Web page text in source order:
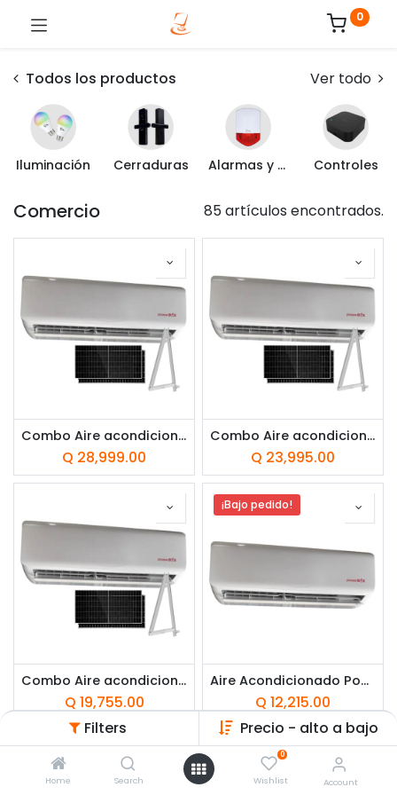
Filters Precio - alto a bajo
Home Search
0
Wishlist Account
0
Todos los productos Ver todo
Iluminación Cerraduras Alarmas y Sensores Controles
Comercio 85 artículos encontrados.
Combo Aire acondicionado PowerBox de 24,000BTU + Panel solar HiTek 600W + Brackets HiTek para techo inclinado
Q 28,999.00
Combo Aire acondicionado PowerBox de 18,000BTU + Panel solar HiTek 600W + Brackets HiTek para techo inclinado
Q 23,995.00
Combo Aire acondicionado PowerBox de 12,000BTU + Panel solar HiTek 600W + Brackets HiTek para techo inclinado
Q 19,755.00
¡Bajo pedido!
Aire Acondicionado PowerBox 24,000 BTU
Q 12,215.00
¡Bajo pedido! -10% OFF